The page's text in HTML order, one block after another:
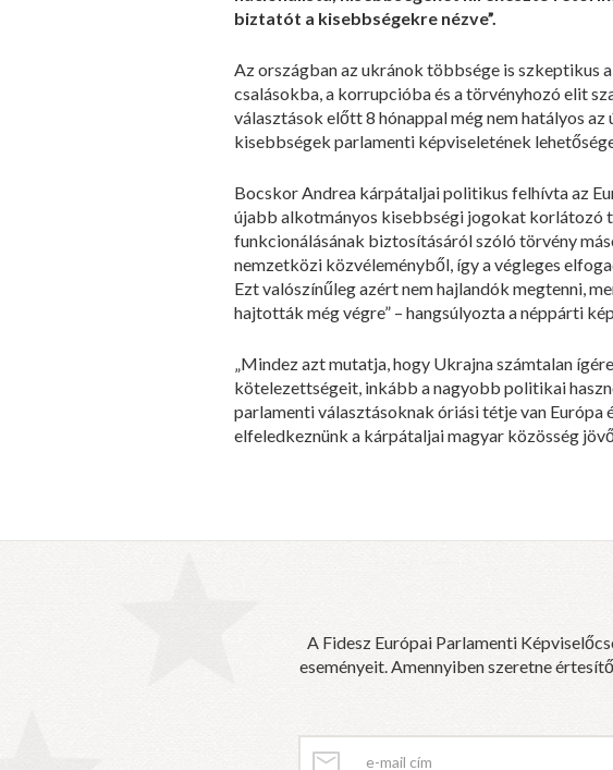
biztatót a kisebbségekre nézve”.
Az országban az ukránok többsége is szkeptikus
csalásokba, a korrupcióba és a törvényhozó elit
választások előtt 8 hónappal még nem hatályos
kisebbségek parlamenti képviseletének
Bocskor Andrea kárpátaljai politikus felhívta az
újabb alkotmányos kisebbségi jogokat korlátozó
funkcionálásának biztosításáról szóló törvény
nemzetközi közvéleményből, így a végleges
Ezt valószínűleg azért nem hajlandók megtenni,
hajtották még végre” – hangsúlyozta a néppárti
„Mindez azt mutatja, hogy Ukrajna számtalan
kötelezettségeit, inkább a nagyobb politikai
parlamenti választásoknak óriási tétje van Európa
elfeledkeznünk a kárpátaljai magyar közösség
A Fidesz Európai Parlamenti
eseményeit. Amennyiben szeretne